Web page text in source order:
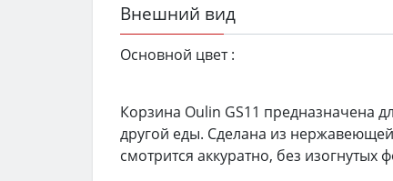
Внешний вид
Основной цвет :
Корзина Oulin GS11 предназначена
другой еды. Сделана из
смотрится аккуратно, без изогнутых